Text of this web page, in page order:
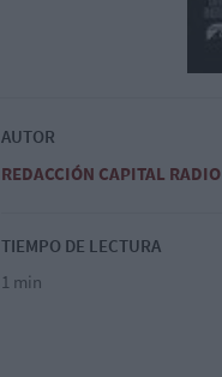
AUTOR
REDACCIÓN CAPITAL RADIO
TIEMPO DE LECTURA
1 min